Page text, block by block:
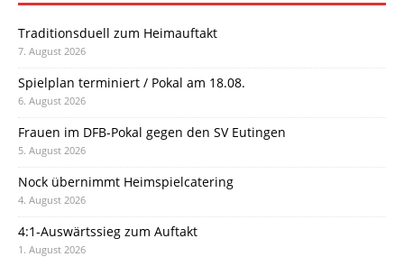
Traditionsduell zum Heimauftakt
7. August 2026
Spielplan terminiert / Pokal am 18.08.
6. August 2026
Frauen im DFB-Pokal gegen den SV Eutingen
5. August 2026
Nock übernimmt Heimspielcatering
4. August 2026
4:1-Auswärtssieg zum Auftakt
1. August 2026